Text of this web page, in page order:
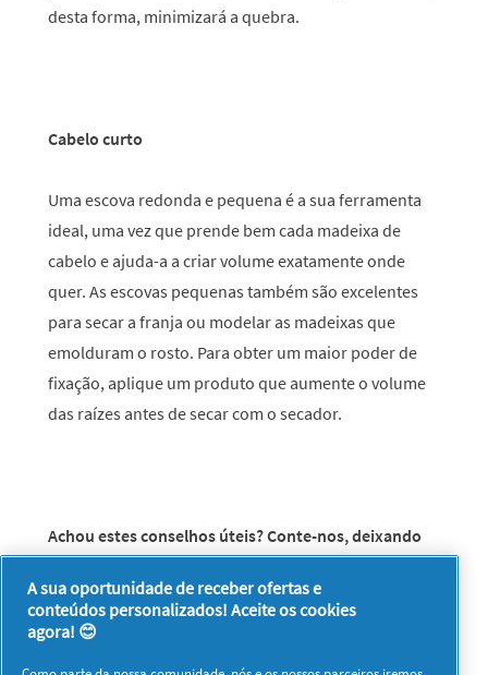
desta forma, minimizará a quebra.
Cabelo curto
Uma escova redonda e pequena é a sua ferramenta
ideal, uma vez que prende bem cada madeixa de
cabelo e ajuda-a a criar volume exatamente onde
quer. As escovas pequenas também são excelentes
para secar a franja ou modelar as madeixas que
emolduram o rosto. Para obter um maior poder de
fixação, aplique um produto que aumente o volume
das raízes antes de secar com o secador.
Achou estes conselhos úteis? Conte-nos, deixando
há novas ideias à sua espera!
A sua oportunidade de receber ofertas e
conteúdos personalizados! Aceite os cookies
agora! 😊